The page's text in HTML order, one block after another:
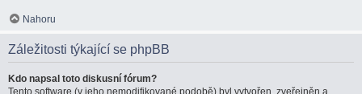
Nahoru
Záležitosti týkající se phpBB
Kdo napsal toto diskusní fórum?
Tento software (v jeho nemodifikované podobě) byl vytvořen, zveřejněn a